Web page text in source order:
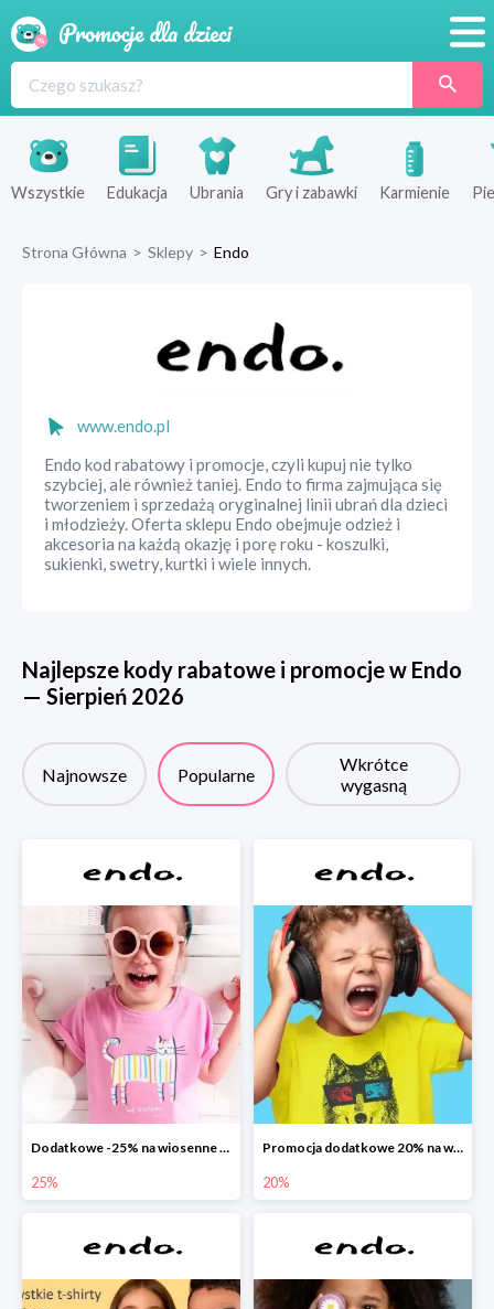
Produkty
Sklepy
Wszystkie Edukacja Ubrania Gry i zabawki Karmienie
Strona Główna > Sklepy > Endo
www.endo.pl
Endo kod rabatowy i promocje, czyli kupuj nie tylko
szybciej, ale również taniej. Endo to firma zajmująca się
tworzeniem i sprzedażą oryginalnej linii ubrań dla dzieci
i młodzieży. Oferta sklepu Endo obejmuje odzież i
akcesoria na każdą okazję i porę roku - koszulki,
sukienki, swetry, kurtki i wiele innych.
Najlepsze kody rabatowe i promocje w Endo
— Sierpień 2026
Najnowsze Popularne
Wkrótce
wygasną
Dodatkowe -25% na wiosenne nowości
25%
Promocja dodatkowe 20% na wszystko
20%